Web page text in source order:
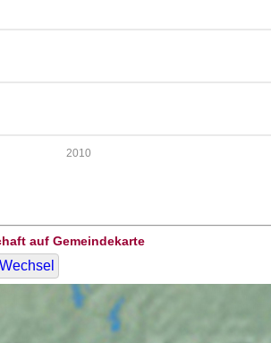
2010
auf Gemeindekarte
Wechsel